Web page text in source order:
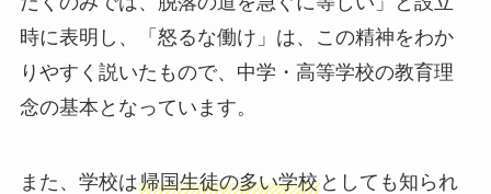
時に表明し、「怒るな働け」は、この精神をわか
りやすく説いたもので、中学・高等学校の教育理
念の基本となっています。
また、学校は帰国生徒の多い学校としても知られ